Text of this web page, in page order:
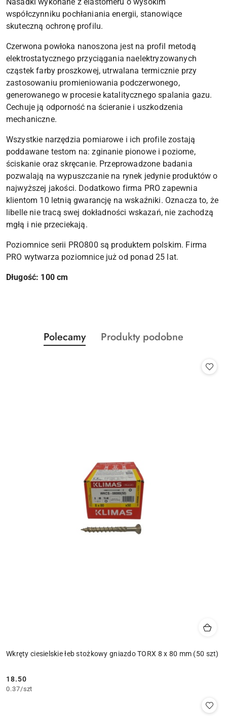
współczynniku pochłaniania energii, stanowiące
skuteczną ochronę profilu.
Czerwona powłoka nanoszona jest na profil metodą
elektrostatycznego przyciągania naelektryzowanych
cząstek farby proszkowej, utrwalana termicznie przy
zastosowaniu promieniowania podczerwonego,
generowanego w procesie katalitycznego spalania gazu.
Cechuje ją odporność na ścieranie i uszkodzenia
mechaniczne.
Wszystkie narzędzia pomiarowe i ich profile zostają
poddawane testom na: zginanie pionowe i poziome,
ściskanie oraz skręcanie. Przeprowadzone badania
pozwalają na wypuszczanie na rynek jedynie produktów o
najwyższej jakości. Dodatkowo firma PRO zapewnia
klientom 10 letnią gwarancję na wskaźniki. Oznacza to, że
libelle nie tracą swej dokładności wskazań, nie zachodzą
mgłą i nie przeciekają.
Poziomnice serii PRO800 są produktem polskim. Firma
PRO wytwarza poziomnice już od ponad 25 lat.
Długość: 100 cm
Pomiń karuzelę produktów
Produkty
o
Polecamy
Produkty
Produkty podobne
Wkręty ciesielskie łeb stożkowy gniazdo TORX 8 x 80 mm (50 szt)
Cena:
18.50
0.37/szt